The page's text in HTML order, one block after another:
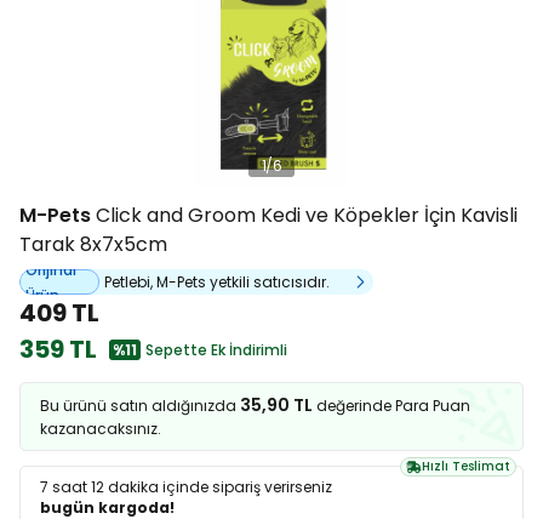
1/6
M-PetsClick and Groom Kedi ve Köpekler İçin Kavisli
Tarak 8x7x5cm
Orijinal
Ürün
Petlebi, M-Pets yetkili satıcısıdır.
409 TL
359 TL
%11 Sepette Ek İndirimli
Bu ürünü satın aldığınızda 35,90 TL değerinde Para Puan
kazanacaksınız.
Hızlı Teslimat
7 saat 12 dakika içinde sipariş verirseniz
bugün kargoda!